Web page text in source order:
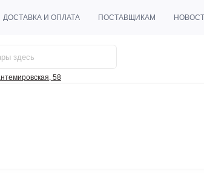
ДОСТАВКА И ОПЛАТА ПОСТАВЩИКАМ
58